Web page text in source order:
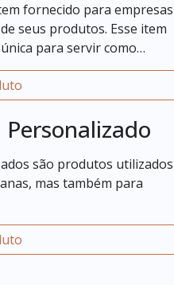
fornecido para empresas
seus produtos. Esse item
para servir como
ao procurar por esse tipo
que confecciona
são produtos utilizados
mas também para